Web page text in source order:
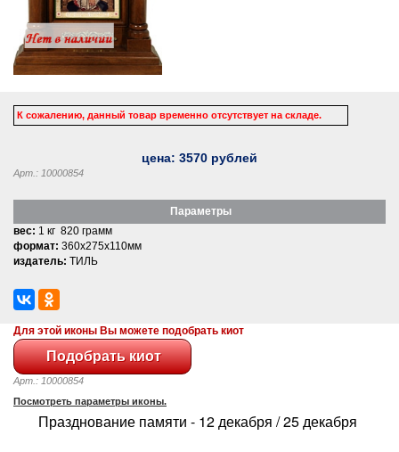
К сожалению, данный товар временно отсутствует на складе.
цена: 3570 рублей
Арт.: 10000854
Параметры
вес: 1 кг 820 грамм
формат: 360x275x110мм
издатель: ТИЛЬ
Для этой иконы Вы можете подобрать киот
Арт.: 10000854
Посмотреть параметры иконы.
Празднование памяти - 12 декабря / 25 декабря